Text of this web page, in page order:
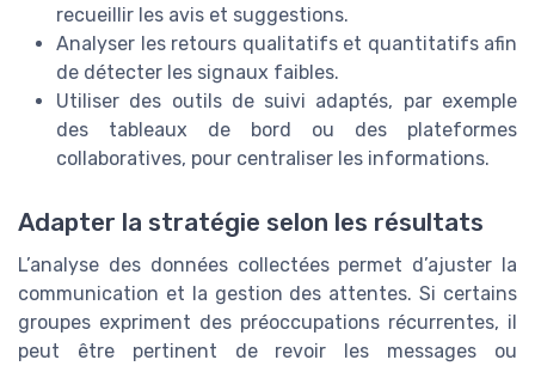
recueillir les avis et suggestions.
Analyser les retours qualitatifs et quantitatifs afin
de détecter les signaux faibles.
Utiliser des outils de suivi adaptés, par exemple
des tableaux de bord ou des plateformes
collaboratives, pour centraliser les informations.
Adapter la stratégie selon les résultats
L’analyse des données collectées permet d’ajuster la
communication et la gestion des attentes. Si certains
groupes expriment des préoccupations récurrentes, il
peut être pertinent de revoir les messages ou